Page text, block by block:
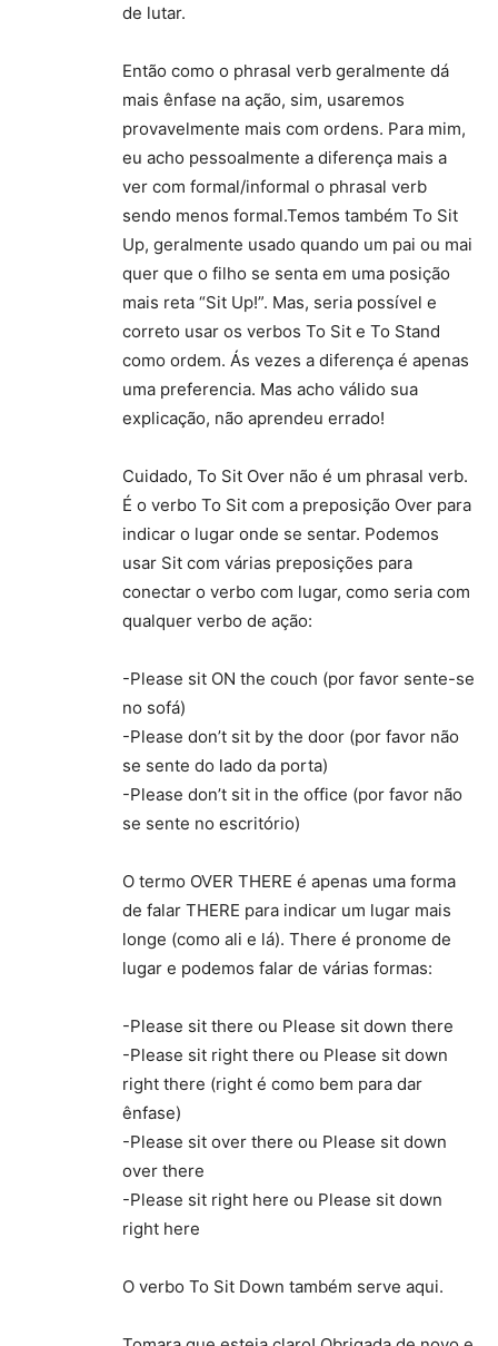
de lutar.
Então como o phrasal verb geralmente dá
mais ênfase na ação, sim, usaremos
provavelmente mais com ordens. Para mim,
eu acho pessoalmente a diferença mais a
ver com formal/informal o phrasal verb
sendo menos formal.Temos também To Sit
Up, geralmente usado quando um pai ou mai
quer que o filho se senta em uma posição
mais reta “Sit Up!”. Mas, seria possível e
correto usar os verbos To Sit e To Stand
como ordem. Ás vezes a diferença é apenas
uma preferencia. Mas acho válido sua
explicação, não aprendeu errado!
Cuidado, To Sit Over não é um phrasal verb.
É o verbo To Sit com a preposição Over para
indicar o lugar onde se sentar. Podemos
usar Sit com várias preposições para
conectar o verbo com lugar, como seria com
qualquer verbo de ação:
-Please sit ON the couch (por favor sente-se
no sofá)
-Please don’t sit by the door (por favor não
se sente do lado da porta)
-Please don’t sit in the office (por favor não
se sente no escritório)
O termo OVER THERE é apenas uma forma
de falar THERE para indicar um lugar mais
longe (como ali e lá). There é pronome de
lugar e podemos falar de várias formas:
-Please sit there ou Please sit down there
-Please sit right there ou Please sit down
right there (right é como bem para dar
ênfase)
-Please sit over there ou Please sit down
over there
-Please sit right here ou Please sit down
right here
O verbo To Sit Down também serve aqui.